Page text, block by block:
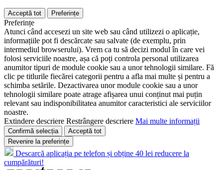
Acceptă tot Preferințe
Preferințe
Atunci când accesezi un site web sau când utilizezi o aplicație,
informațiile pot fi descărcate sau salvate (de exemplu, prin
intermediul browserului). Vrem ca tu să decizi modul în care vei
folosi serviciile noastre, așa că poți controla personal utilizarea
anumitor tipuri de module cookie sau a unor tehnologii similare. Fă
clic pe titlurile fiecărei categorii pentru a afla mai multe și pentru a
schimba setările. Dezactivarea unor module cookie sau a unor
tehnologii similare poate atrage afișarea unui conținut mai puțin
relevant sau indisponibilitatea anumitor caracteristici ale serviciilor
noastre.
Extindere descriere Restrângere descriere Mai multe informații
Confirmă selecția
Acceptă tot
Revenire la preferințe
Descarcă aplicația pe telefon și obține 40 lei reducere la
cumpărături!